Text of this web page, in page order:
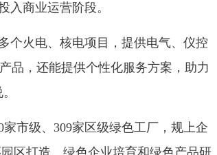
入商业运营阶段。
火电、核电项目，提供电气、仪控
品，还能提供个性化服务方案，助力
市级、309家区级绿色工厂，规上企
区打造、绿色企业培育和绿色产品研